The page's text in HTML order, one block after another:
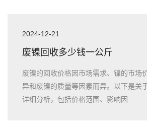
2024-12-21
废镍回收多少钱一公斤
废镍的回收价格因市场需求、镍的市场
异和废镍的质量等因素而异。以下是关
详细分析，包括价格范围、影响因